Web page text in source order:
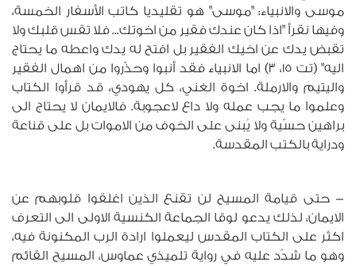
موسى والانبياء: "موسى" هو تقليديا كاتب الأسفار الخمسة،
وفيها نقرأ "اذا كان عندك فقير من اخوتك... فلا تقس قلبك ولا
تقبض يدك عن اخيك الفقير بل افتح له يدك واعطه ما يحتاج
اليه" (تت 15، 3) اما الانبياء فقد أنبوا وحذّروا من اهمال الفقير
واليتيم والارملة. اخوة الغني، كل يهودي، قد قرأوا الكتاب
وعلموا ما يجب عمله ولا داع لاعجوبة. فالايمان لا يحتاج الى
براهين حسّية ولا يُبنى على الخوف من الاموات بل على قناعة
ودراية بالكتب المقدسة.
- حتى قيامة المسيح لن تقنع الذين اغلقوا قلوبهم عن
الايمان، لذلك يدعو لوقا الجماعة الكنسية الاولى الى التعرف
اكثر على الكتاب المقدس ليعملوا ارادة الرب المكنونة فيه،
وهو ما شدّد عليه في رواية تلميذي عماوس، المسيح القائم